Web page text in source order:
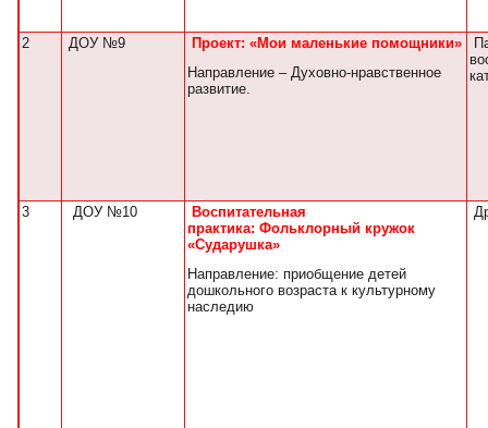
2 ДОУ №9 Проект: «Мои маленькие помощники»
Направление – Духовно-нравственное
развитие.
3 ДОУ №10
Воспитательная
практика: Фольклорный кружок
«Сударушка»
Направление: приобщение детей
дошкольного возраста к культурному
наследию